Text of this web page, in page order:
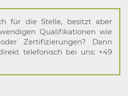
für die Stelle, besitzt aber
Qualifikationen wie
Zertifizierungen? Dann
telefonisch bei uns: +49